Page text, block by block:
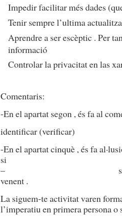
Impedir facilitar més dades
Tenir sempre l’ultima
Aprendre a ser escèptic . Per
informació
Controlar la privacitat en las
Comentaris:
-En el apartat segon , és fa al
identificar (verificar)
-En el apartat cinquè , és fa
– son gaires
venent .
La siguem-te activitat varen
l’imperatiu en primera persona o